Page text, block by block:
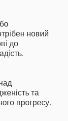
новий
до
та
прогресу.